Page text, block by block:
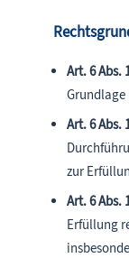
Art. 6 Abs.
Art. 6 Abs.
zur
Art. 6 Abs.
Erfüllung